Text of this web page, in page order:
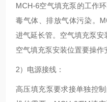
MCH-6空气填充泵的工作
毒气体、排放气体污染。
进气延长管。空气填充泵安
空气填充泵安装位置要操作
2）电源接线：
高压填充泵要求接单独控